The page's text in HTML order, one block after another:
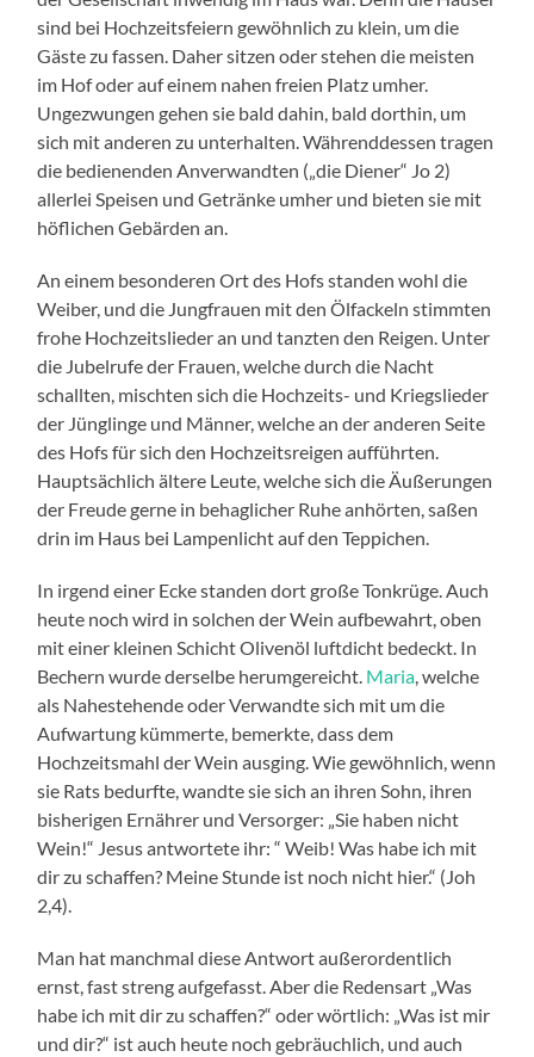
sind bei Hochzeitsfeiern gewöhnlich zu klein, um die
Gäste zu fassen. Daher sitzen oder stehen die meisten
im Hof oder auf einem nahen freien Platz umher.
Ungezwungen gehen sie bald dahin, bald dorthin, um
sich mit anderen zu unterhalten. Währenddessen tragen
die bedienenden Anverwandten („die Diener“ Jo 2)
allerlei Speisen und Getränke umher und bieten sie mit
höflichen Gebärden an.
An einem besonderen Ort des Hofs standen wohl die
Weiber, und die Jungfrauen mit den Ölfackeln stimmten
frohe Hochzeitslieder an und tanzten den Reigen. Unter
die Jubelrufe der Frauen, welche durch die Nacht
schallten, mischten sich die Hochzeits- und Kriegslieder
der Jünglinge und Männer, welche an der anderen Seite
des Hofs für sich den Hochzeitsreigen aufführten.
Hauptsächlich ältere Leute, welche sich die Äußerungen
der Freude gerne in behaglicher Ruhe anhörten, saßen
drin im Haus bei Lampenlicht auf den Teppichen.
In irgend einer Ecke standen dort große Tonkrüge. Auch
heute noch wird in solchen der Wein aufbewahrt, oben
mit einer kleinen Schicht Olivenöl luftdicht bedeckt. In
Bechern wurde derselbe herumgereicht. Maria, welche
als Nahestehende oder Verwandte sich mit um die
Aufwartung kümmerte, bemerkte, dass dem
Hochzeitsmahl der Wein ausging. Wie gewöhnlich, wenn
sie Rats bedurfte, wandte sie sich an ihren Sohn, ihren
bisherigen Ernährer und Versorger: „Sie haben nicht
Wein!“ Jesus antwortete ihr: “ Weib! Was habe ich mit
dir zu schaffen? Meine Stunde ist noch nicht hier.“ (Joh
2,4).
Man hat manchmal diese Antwort außerordentlich
ernst, fast streng aufgefasst. Aber die Redensart „Was
habe ich mit dir zu schaffen?“ oder wörtlich: „Was ist mir
und dir?“ ist auch heute noch gebräuchlich, und auch